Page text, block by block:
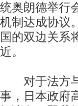
统奥朗德举行
机制达成协议
国的双边关系
近。
对于法方与
事，日本政府